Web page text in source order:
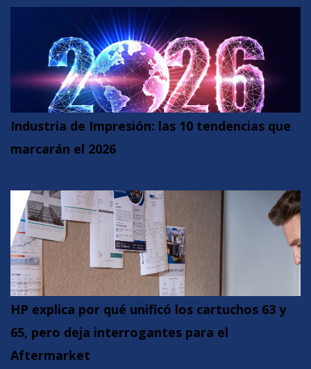
Industria de Impresión: las 10 tendencias que
marcarán el 2026
HP explica por qué unificó los cartuchos 63 y
65, pero deja interrogantes para el
Aftermarket